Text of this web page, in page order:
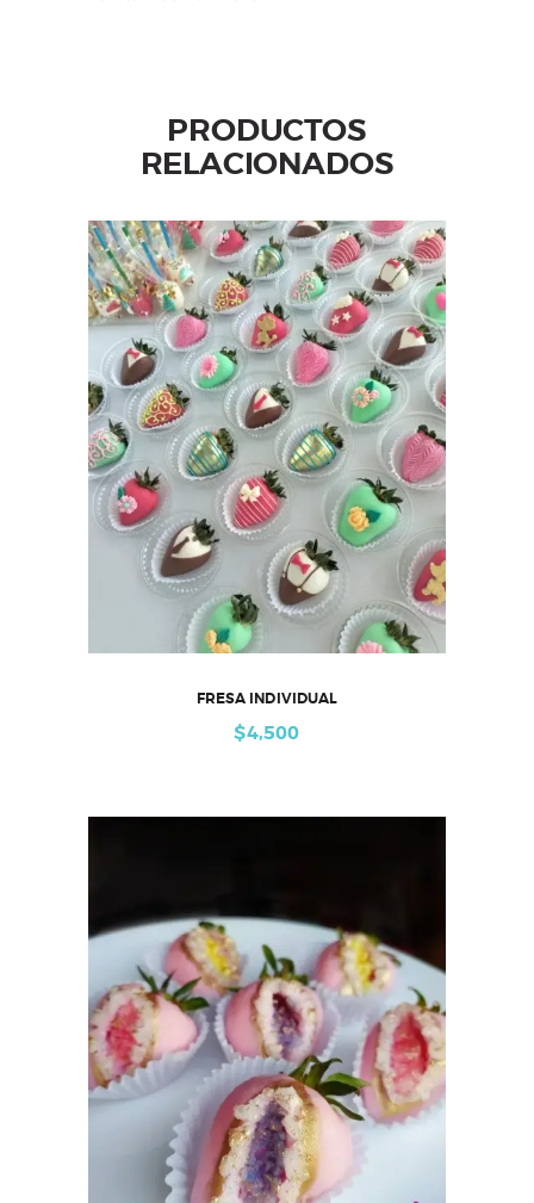
PRODUCTOS
RELACIONADOS
FRESA INDIVIDUAL
$4,500